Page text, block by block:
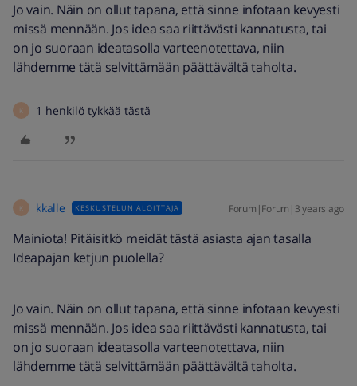
Jo vain. Näin on ollut tapana, että sinne infotaan kevyesti
missä mennään. Jos idea saa riittävästi kannatusta, tai
on jo suoraan ideatasolla varteenotettava, niin
lähdemme tätä selvittämään päättävältä taholta.
K 1 henkilö tykkää tästä
K kkalle KESKUSTELUN ALOITTAJA Forum|Forum|3 years ago
Mainiota! Pitäisitkö meidät tästä asiasta ajan tasalla
Ideapajan ketjun puolella?
Jo vain. Näin on ollut tapana, että sinne infotaan kevyesti
missä mennään. Jos idea saa riittävästi kannatusta, tai
on jo suoraan ideatasolla varteenotettava, niin
lähdemme tätä selvittämään päättävältä taholta.